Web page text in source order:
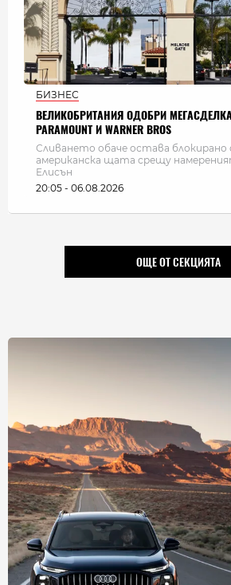
БИЗНЕС
ВЕЛИКОБРИТАНИЯ ОДОБРИ
PARAMOUNT И WARNER BROS
Сливането обаче остава блокирано
американска щата срещу
Елисън
20:05 - 06.08.2026
ОЩЕ ОТ СЕКЦИЯТА